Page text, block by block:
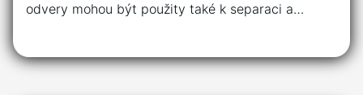
odvery mohou být použity také k separaci a…